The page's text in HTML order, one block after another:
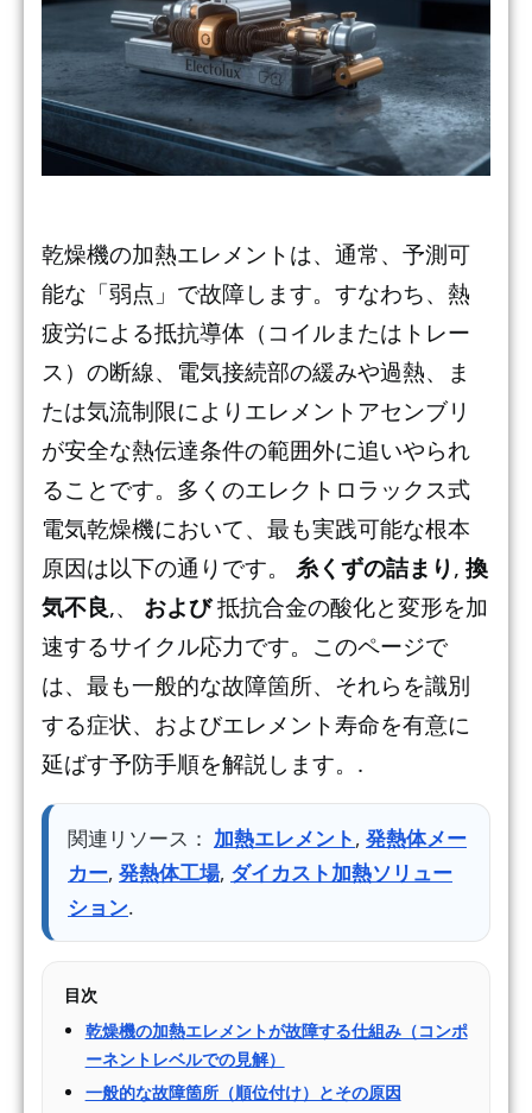
乾燥機の加熱エレメントは、通常、予測可
能な「弱点」で故障します。すなわち、熱
疲労による抵抗導体（コイルまたはトレー
ス）の断線、電気接続部の緩みや過熱、ま
たは気流制限によりエレメントアセンブリ
が安全な熱伝達条件の範囲外に追いやられ
ることです。多くのエレクトロラックス式
電気乾燥機において、最も実践可能な根本
原因は以下の通りです。 糸くずの詰まり, 換
気不良,、 および抵抗合金の酸化と変形を加
速するサイクル応力です。このページで
は、最も一般的な故障箇所、それらを識別
する症状、およびエレメント寿命を有意に
延ばす予防手順を解説します。.
関連リソース： 加熱エレメント, 発熱体メー
カー, 発熱体工場, ダイカスト加熱ソリュー
ション.
目次
乾燥機の加熱エレメントが故障する仕組み（コンポ
ーネントレベルでの見解）
一般的な故障箇所（順位付け）とその原因